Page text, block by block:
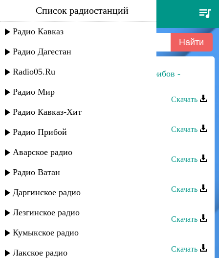
муи гасанова - 03
Список радиостанций
Радио Кавказ
Радио Дагестан
Radio05.Ru
Радио Мир
Радио Кавказ-Хит
Радио Прибой
Аварское радио
Радио Ватан
Даргинское радио
Лезгинское радио
Кумыкское радио
Лакское радио
Динара Гасанова и Джамбулат Хабибов -
Скачать
Зулпат Гасанова - Прощай
Скачать
Скачать
Динара Гасанова - Ккуникиан
Скачать
Скачать
Динара Гасанова - Гьаму суал
Скачать